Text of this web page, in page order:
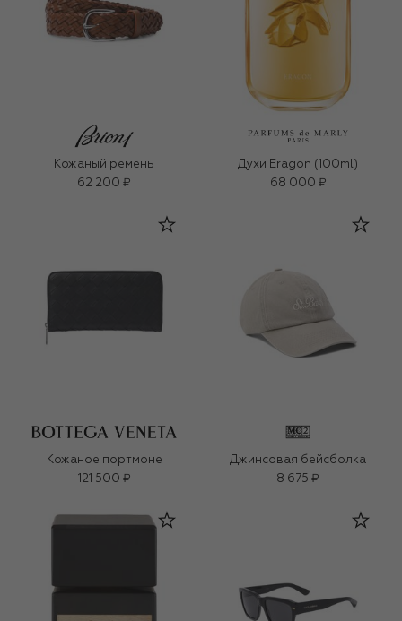
Кожаный ремень
62 200 ₽
Духи Eragon (100ml)
68 000 ₽
Кожаное портмоне
121 500 ₽
Джинсовая бейсболка
8 675 ₽